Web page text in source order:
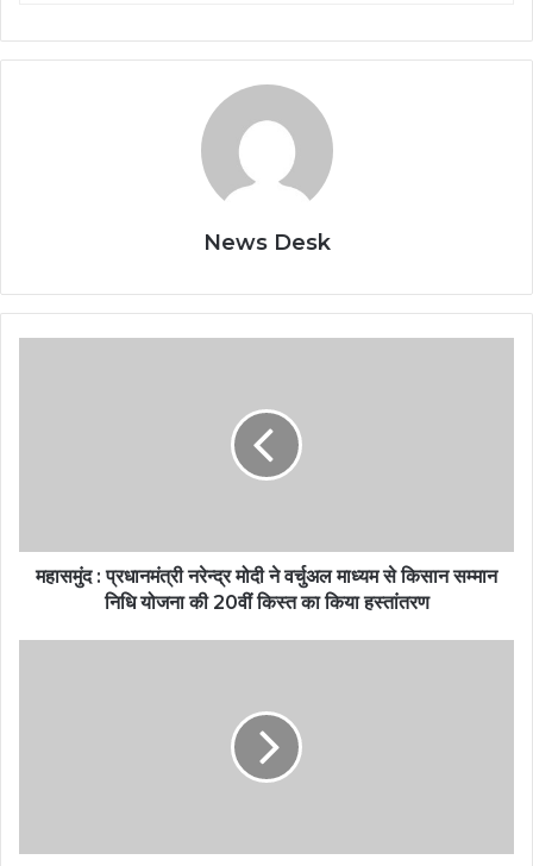
News Desk
महासमुंद : प्रधानमंत्री नरेन्द्र मोदी ने वर्चुअल माध्यम से किसान सम्मान
निधि योजना की 20वीं किस्त का किया हस्तांतरण